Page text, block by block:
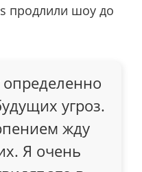
продлили шоу до
угроз.
жду
Я очень